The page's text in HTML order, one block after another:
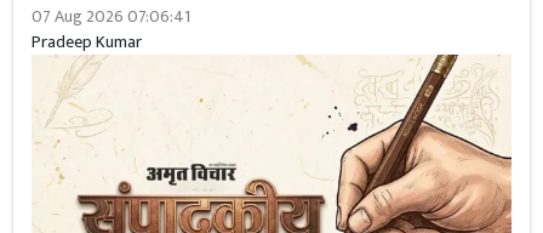
07 Aug 2026 07:06:41
Pradeep Kumar